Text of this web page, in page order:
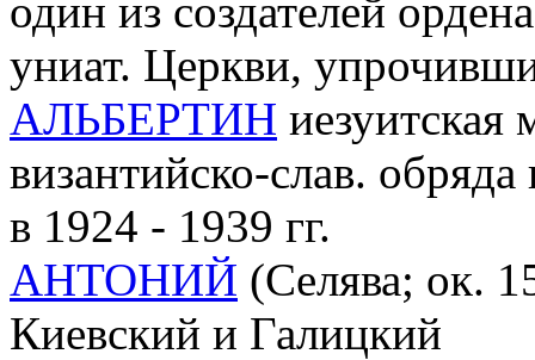
один из создателей
униат. Церкви,
АЛЬБЕРТИН иезуитская
византийско-слав.
в 1924 - 1939 гг.
АНТОНИЙ (Селява; ок.
Киевский и Галицкий